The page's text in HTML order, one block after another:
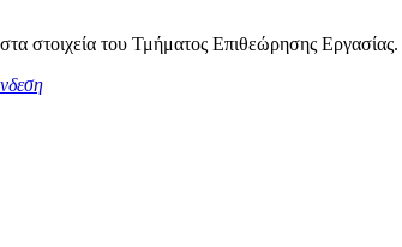
στοιχεία του Τμήματος Επιθεώρησης